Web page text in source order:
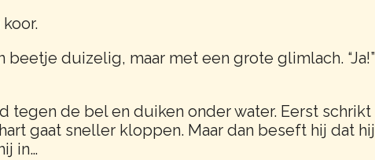
duizelig, maar met een grote glimlach. “Ja!”
tegen de bel en duiken onder water. Eerst schrikt
gaat sneller kloppen. Maar dan beseft hij dat hij
in…